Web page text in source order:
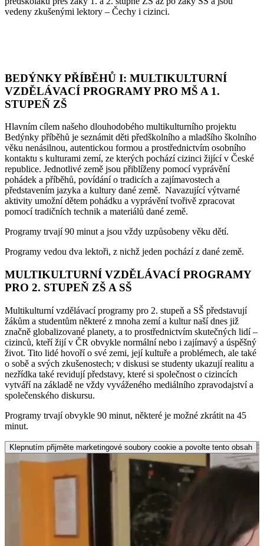
vedeny zkušenými lektory – Čechy i cizinci.
BEDÝNKY PŘÍBĚHŮ I: MULTIKULTURNÍ
VZDĚLÁVACÍ PROGRAMY PRO MŠ A 1.
STUPEŇ ZŠ
Hlavním cílem našeho dlouhodobého multikulturního projektu
Bedýnky příběhů je seznámit děti předškolního a mladšího školního
věku nenásilnou, autentickou formou a prostřednictvím osobního
kontaktu s kulturami zemí, ze kterých pochází cizinci žijící v České
republice. Jednotlivé země jsou přiblíženy pomocí vyprávění
pohádek a příběhů, povídání o tradicích a zajímavostech a
představením jazyka a kultury dané země. Navazující výtvarné
aktivity umožní dětem pohádku a vyprávění tvořivě zpracovat
pomocí tradičních technik a materiálů dané země.
Programy trvají 90 minut a jsou vždy uzpůsobeny věku dětí.
Programy vedou dva lektoři, z nichž jeden pochází z dané země.
MULTIKULTURNÍ VZDĚLÁVACÍ PROGRAMY
PRO 2. STUPEŇ ZŠ A SŠ
Multikulturní vzdělávací programy pro 2. stupeň a SŠ představují
žákům a studentům některé z mnoha zemí a kultur naší dnes již
značně globalizované planety, a to prostřednictvím skutečných lidí –
cizinců, kteří žijí v ČR obvykle normální nebo i zajímavý a úspěšný
život. Tito lidé hovoří o své zemi, její kultuře a problémech, ale také
o sobě a svých zkušenostech; v diskusi se studenty ukazují realitu a
nezřídka také revidují představy, které si společnost o cizincích
vytváří na základě ne vždy vyváženého mediálního zpravodajství a
společenského diskursu.
Programy trvají obvykle 90 minut, některé je možné zkrátit na 45
minut.
Klepnutím přijměte marketingové soubory cookie a povolte tento obsah